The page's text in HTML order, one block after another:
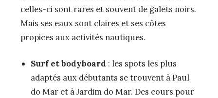
celles-ci sont rares et souvent de galets noirs.
Mais ses eaux sont claires et ses côtes
propices aux activités nautiques.
Surf et bodyboard : les spots les plus
adaptés aux débutants se trouvent à Paul
do Mar et à Jardim do Mar. Des cours pour